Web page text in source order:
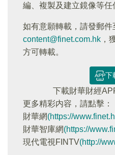
編、複製及建立鏡像等任
如有意願轉載，請發郵件
content@finet.com.hk ，
方可轉載。
下
下載財華財經
更多精彩内容，請點擊：
財華網(https://
財華智庫網(https://
現代電視FINTV(http://